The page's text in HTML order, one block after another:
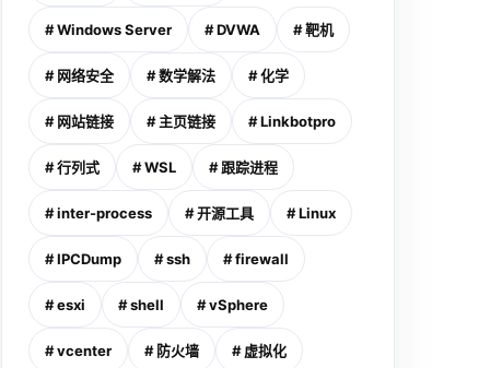
# Windows Server # DVWA # 靶机
# 网络安全 # 数学解法 # 化学
# 网站链接 # 主页链接 # Linkbotpro
# 行列式 # WSL # 跟踪进程
# inter-process # 开源工具 # Linux
# IPCDump # ssh # firewall
# esxi # shell # vSphere
# vcenter # 防火墙 # 虚拟化